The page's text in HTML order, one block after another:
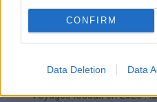
CONFIRM
Data Deletion Data
Articles récents
Les îles européennes, la
Voyages locaux en 2026 :